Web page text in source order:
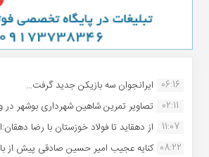
06:16 ایرانجوان سه بازیکن جدید گرفت...
02:11
تصاویر تمرین شاهین شهردارى بوشهر
11:07
از دهقاید تا فولاد خوزستان با رضا
08:22 کنایه عجیب امیر حسین صادقی پیش از